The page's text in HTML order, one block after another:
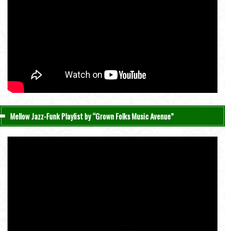
Mellow Jazz-Funk Playlist by “Grown Folks Music Avenue”